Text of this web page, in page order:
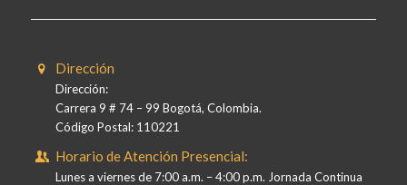
Dirección
Dirección:
Carrera 9 # 74 – 99 Bogotá, Colombia.
Código Postal: 110221
Horario de Atención Presencial:
Lunes a viernes de 7:00 a.m. – 4:00 p.m. Jornada Continua